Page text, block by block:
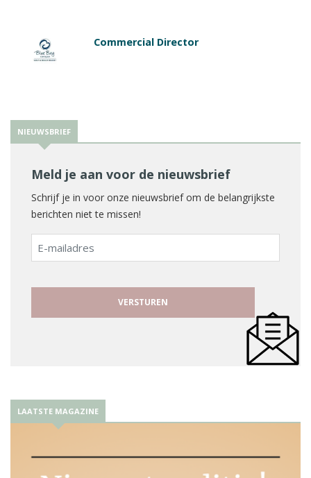
Commercial Director
NIEUWSBRIEF
Meld je aan voor de nieuwsbrief
Schrijf je in voor onze nieuwsbrief om de belangrijkste
berichten niet te missen!
E-
mailadres
LAATSTE MAGAZINE